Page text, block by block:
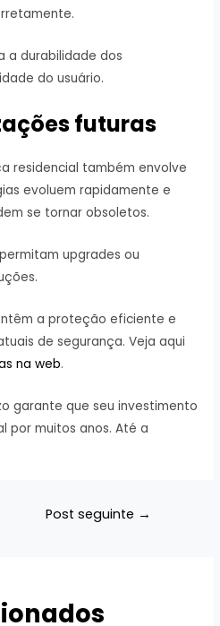
a durabilidade dos
do usuário.
futuras
residencial também envolve
evoluem rapidamente e
se tornar obsoletos.
upgrades ou
a proteção eficiente e
de segurança. Veja aqui
na web.
garante que seu investimento
por muitos anos. Até a
Post seguinte →